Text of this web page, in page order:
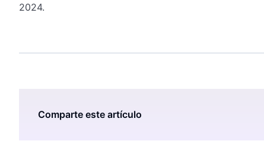
2024.
Comparte este artículo